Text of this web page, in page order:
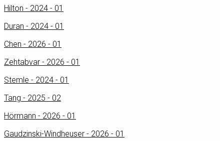
Hilton - 2024 - 01
Duran - 2024 - 01
Chen - 2026 - 01
Zehtabvar - 2026 - 01
Stemle - 2024 - 01
Tang - 2025 - 02
Hörmann - 2026 - 01
Gaudzinski-Windheuser - 2026 - 01